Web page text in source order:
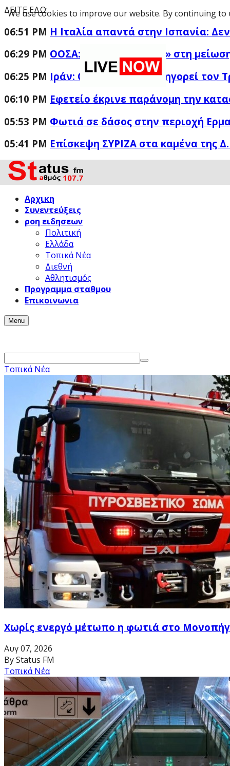
ΔΕΙΤΕ ΕΔΩ:
06:51 PM Η Ιταλία απαντά στην Ισπανία:
06:29 PM ΟΟΣΑ: «Πρωταθλήτρια» στη
06:25 PM Ιράν: Ο Γκαλιμπάφ κατηγορεί τον
06:10 PM Εφετείο έκρινε παράνομη την
05:53 PM Φωτιά σε δάσος στην περιοχή
05:41 PM Επίσκεψη ΣΥΡΙΖΑ στα καμένα της Δ.
Αρχικη
Συνεντεύξεις
ροη ειδησεων
Πολιτική
Ελλάδα
Τοπικά Νέα
Διεθνή
Αθλητισμός
Προγραμμα σταθμου
Επικοινωνια
Menu
Τοπικά Νέα
Χωρίς ενεργό μέτωπο η φωτιά στο
Αυγ 07, 2026
By Status FM
Τοπικά Νέα
We use cookies to improve our website. By continuing